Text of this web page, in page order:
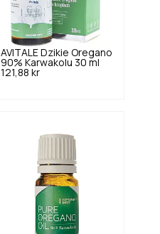
AVITALE Dzikie Oregano
90% Karwakolu 30 ml
121,88 kr